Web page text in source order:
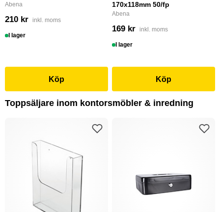
Abena
210 kr inkl. moms
I lager
Köp
170x118mm 50/fp
Abena
169 kr inkl. moms
I lager
Köp
Toppsäljare inom kontorsmöbler & inredning